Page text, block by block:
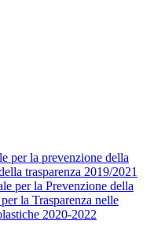
per la prevenzione della
trasparenza 2019/2021
per la Prevenzione della
la Trasparenza nelle
2020-2022